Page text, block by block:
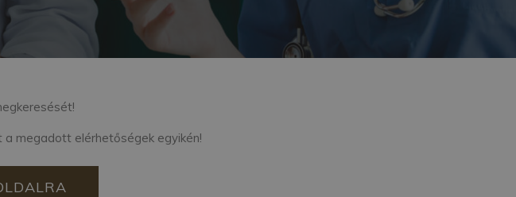
a megadott elérhetőségek egyikén!